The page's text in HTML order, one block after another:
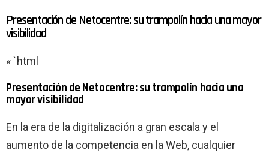
Presentación de Netocentre: su trampolín hacia una mayor
visibilidad
« `html
Presentación de Netocentre: su trampolín hacia una
mayor visibilidad
En la era de la digitalización a gran escala y el
aumento de la competencia en la Web, cualquier